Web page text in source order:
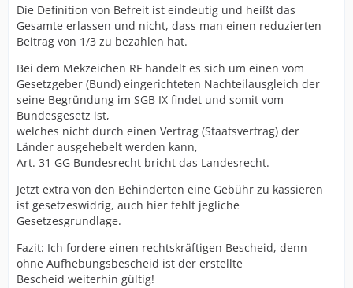
Die Definition von Befreit ist eindeutig und heißt das
Gesamte erlassen und nicht, dass man einen reduzierten
Beitrag von 1/3 zu bezahlen hat.
Bei dem Mekzeichen RF handelt es sich um einen vom
Gesetzgeber (Bund) eingerichteten Nachteilausgleich der
seine Begründung im SGB IX findet und somit vom
Bundesgesetz ist,
welches nicht durch einen Vertrag (Staatsvertrag) der
Länder ausgehebelt werden kann,
Art. 31 GG Bundesrecht bricht das Landesrecht.
Jetzt extra von den Behinderten eine Gebühr zu kassieren
ist gesetzeswidrig, auch hier fehlt jegliche
Gesetzesgrundlage.
Fazit: Ich fordere einen rechtskräftigen Bescheid, denn
ohne Aufhebungsbescheid ist der erstellte
Bescheid weiterhin gültig!